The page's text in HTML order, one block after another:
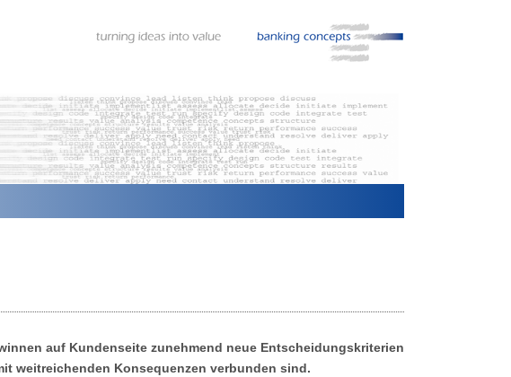
auf Kundenseite zunehmend neue Entscheidungskriterien
weitreichenden Konsequenzen verbunden sind.